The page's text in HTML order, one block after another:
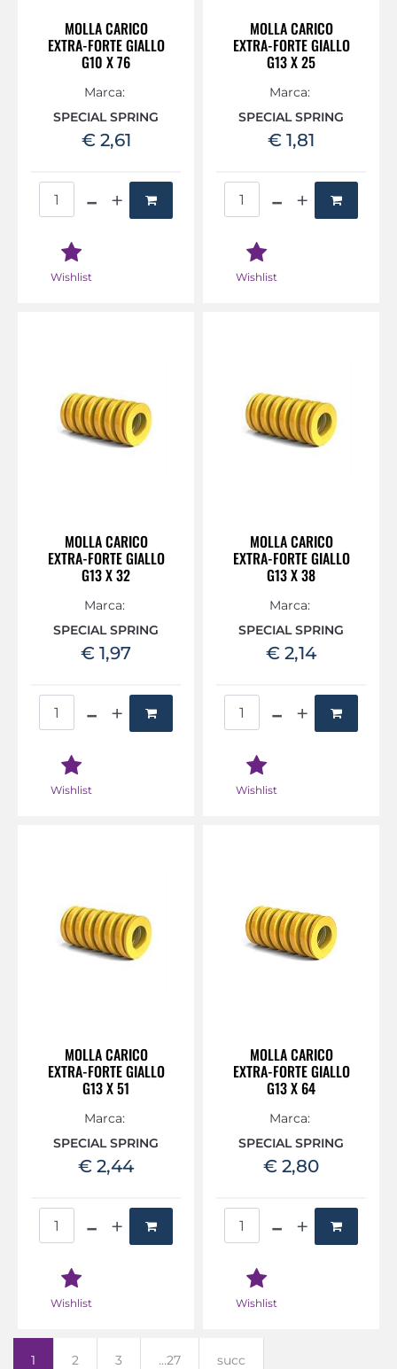
MOLLA CARICO
EXTRA-FORTE GIALLO
G10 X 76
Marca:
SPECIAL SPRING
€ 2,61
Wishlist
MOLLA CARICO
EXTRA-FORTE GIALLO
G13 X 25
Marca:
SPECIAL SPRING
€ 1,81
Wishlist
MOLLA CARICO
EXTRA-FORTE GIALLO
G13 X 32
Marca:
SPECIAL SPRING
€ 1,97
Wishlist
MOLLA CARICO
EXTRA-FORTE GIALLO
G13 X 38
Marca:
SPECIAL SPRING
€ 2,14
Wishlist
MOLLA CARICO
EXTRA-FORTE GIALLO
G13 X 51
Marca:
SPECIAL SPRING
€ 2,44
Wishlist
MOLLA CARICO
EXTRA-FORTE GIALLO
G13 X 64
Marca:
SPECIAL SPRING
€ 2,80
Wishlist
1 2 3 ...27 succ